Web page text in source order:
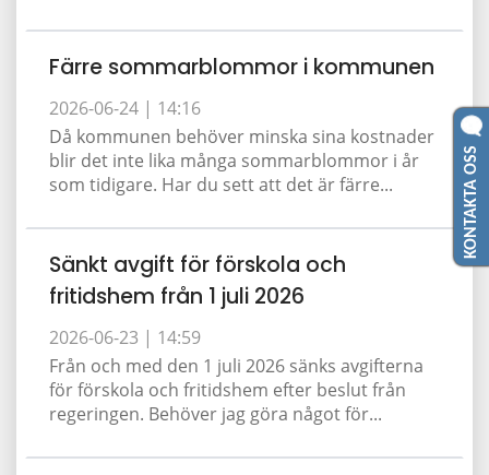
Färre sommarblommor i kommunen
2026-06-24 | 14:16
Då kommunen behöver minska sina kostnader
blir det inte lika många sommarblommor i år
som tidigare. Har du sett att det är färre...
Sänkt avgift för förskola och
fritidshem från 1 juli 2026
2026-06-23 | 14:59
Från och med den 1 juli 2026 sänks avgifterna
för förskola och fritidshem efter beslut från
regeringen. Behöver jag göra något för...
KONTAKTA OSS